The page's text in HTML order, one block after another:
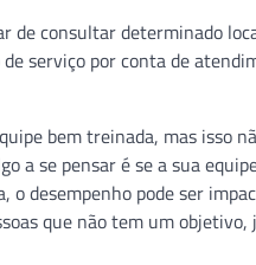
de consultar determinado
serviço por conta de
bem treinada, mas isso
a se pensar é se a sua
desempenho pode ser
que não tem um